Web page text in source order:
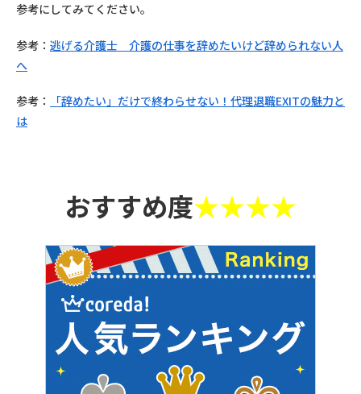
参考にしてみてください。
参考： 逃げる介護士 介護の仕事を辞めたいけど辞められない人
へ
参考： 「辞めたい」だけで終わらせない！代理退職EXITの魅力と
は
おすすめ度★★★★